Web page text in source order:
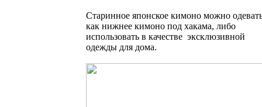
Старинное японское кимоно можно
как нижнее кимоно под хакама, либо
использовать в качестве эксклюзивной
одежды для дома.